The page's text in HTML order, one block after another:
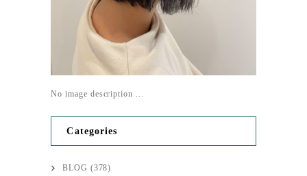
No image description ...
Categories
BLOG (378)